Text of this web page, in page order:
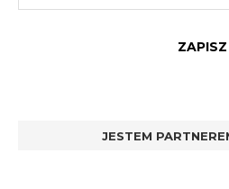
JESTEM